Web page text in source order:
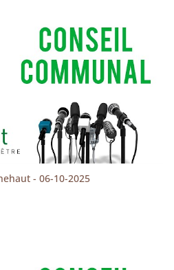
- 06-10-2025